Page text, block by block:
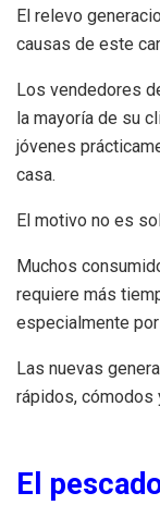
El relevo
causas de este
Los vendedores
la mayoría de su
jóvenes
casa.
El motivo no es
Muchos
requiere más
especialmente
Las nuevas
rápidos, cómodos
El